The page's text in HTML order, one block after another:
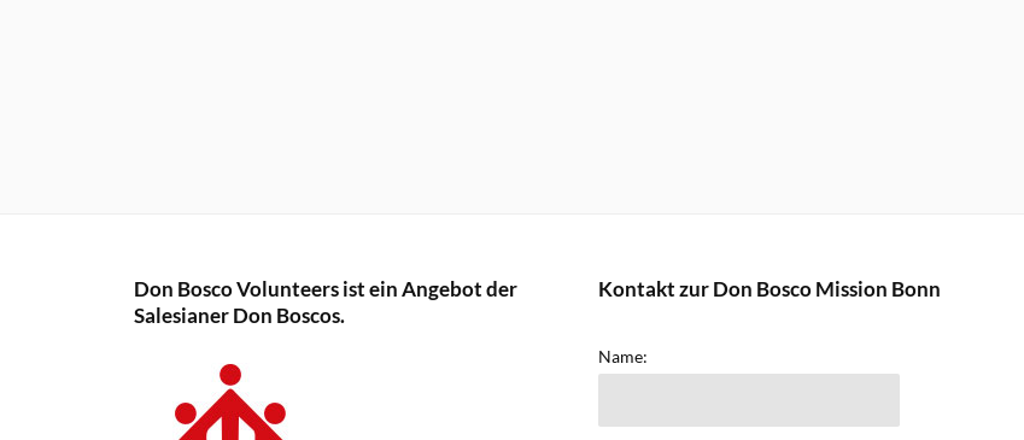
Don Bosco Volunteers ist ein Angebot der
Salesianer Don Boscos.
Kontakt zur Don Bosco Mission Bonn
Name: